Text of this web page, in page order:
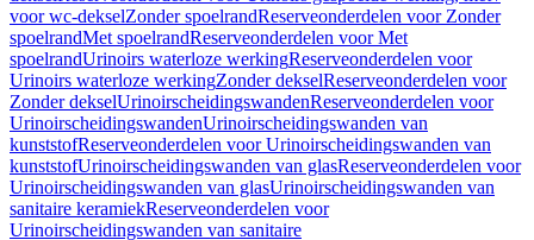
voor wc-dekselZonder spoelrandReserveonderdelen voor Zonder
spoelrandMet spoelrandReserveonderdelen voor Met
spoelrandUrinoirs waterloze werkingReserveonderdelen voor
Urinoirs waterloze werkingZonder dekselReserveonderdelen voor
Zonder dekselUrinoirscheidingswandenReserveonderdelen voor
UrinoirscheidingswandenUrinoirscheidingswanden van
kunststofReserveonderdelen voor Urinoirscheidingswanden van
kunststofUrinoirscheidingswanden van glasReserveonderdelen voor
Urinoirscheidingswanden van glasUrinoirscheidingswanden van
sanitaire keramiekReserveonderdelen voor
Urinoirscheidingswanden van sanitaire